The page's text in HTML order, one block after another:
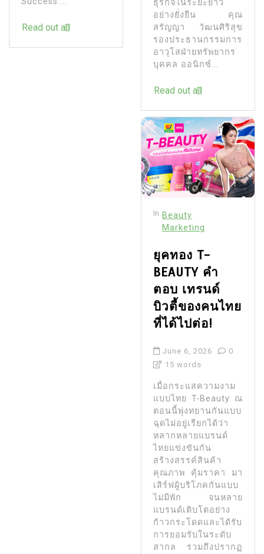
Read out all
ธุรกิจในระยะยาว
อย่างยั่งยืน คุณ
สรัญญา วัฒนศิริสุข
รองประธานกรรมการ
อาวุโสฝ่ายทรัพยากร
บุคคล ออนิกซ์...
Read out all
In Beauty
Marketing
ยุคทอง T-
BEAUTY คำ
ตอบ เทรนด์
บิวตี้ของคนไทย
ที่ได้ไปต่อ!
June 6, 2026
0
15 words
เมื่อกระแสความงาม
แบบไทย T-Beauty ณ
ตอนนี้พุ่งทยานกันแบบ
ฉุดไม่อยู่เรียกได้ว่า
หลากหลายแบรนด์
ไทยแข่งขันกัน
สร้างสรรค์สินค้า
คุณภาพ คุ้มราคา มา
เสิร์ฟผู้บริโภคกันแบบ
ไม่มีพัก จนหลาย
แบรนด์เติบโตอย่าง
ก้าวกระโดดและได้รับ
การยอมรับในระดับ
สากล รวมถึงปรากฏ